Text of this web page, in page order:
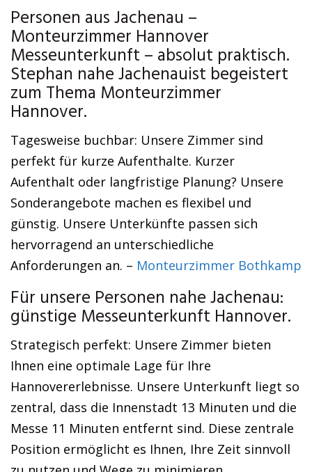
Personen aus Jachenau –
Monteurzimmer Hannover
Messeunterkunft – absolut praktisch.
Stephan nahe Jachenauist begeistert
zum Thema Monteurzimmer
Hannover.
Tagesweise buchbar: Unsere Zimmer sind
perfekt für kurze Aufenthalte. Kurzer
Aufenthalt oder langfristige Planung? Unsere
Sonderangebote machen es flexibel und
günstig. Unsere Unterkünfte passen sich
hervorragend an unterschiedliche
Anforderungen an. – Monteurzimmer Bothkamp
Für unsere Personen nahe Jachenau:
günstige Messeunterkunft Hannover.
Strategisch perfekt: Unsere Zimmer bieten
Ihnen eine optimale Lage für Ihre
Hannovererlebnisse. Unsere Unterkunft liegt so
zentral, dass die Innenstadt 13 Minuten und die
Messe 11 Minuten entfernt sind. Diese zentrale
Position ermöglicht es Ihnen, Ihre Zeit sinnvoll